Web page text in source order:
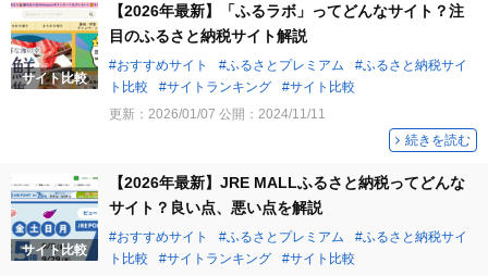
【2026年最新】「ふるラボ」ってどんなサイト？注
目のふるさと納税サイト解説
おすすめサイト ふるさとプレミアム
ふるさと納税サイ
ト比較
サイトランキング
サイト比較
更新： 2026/01/07 公開： 2024/11/11
続きを読む
サイト比較
【2026年最新】JRE MALLふるさと納税ってどんな
サイト？良い点、悪い点を解説
おすすめサイト ふるさとプレミアム
ふるさと納税サイ
ト比較
サイトランキング
サイト比較
サイト比較